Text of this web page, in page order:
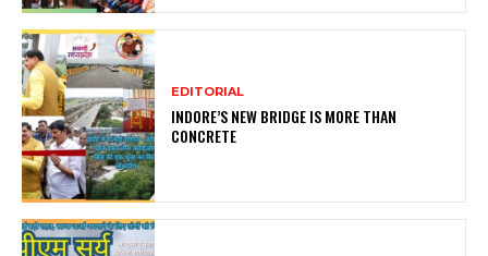
EDITORIAL
INDORE’S NEW BRIDGE IS MORE THAN
CONCRETE